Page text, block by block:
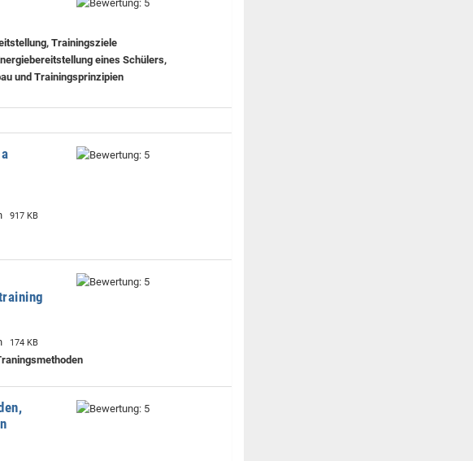
Trainingsziele
eines Schülers,
und Trainingsprinzipien
917 KB
174 KB